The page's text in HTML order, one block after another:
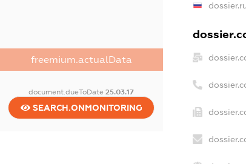
freemium.actualData
document.dueToDate25.03.17
SEARCH.ONMONITORING